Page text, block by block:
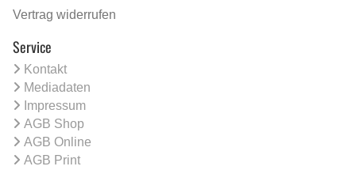
Vertrag widerrufen
Service
Kontakt
Mediadaten
Impressum
AGB Shop
AGB Online
AGB Print